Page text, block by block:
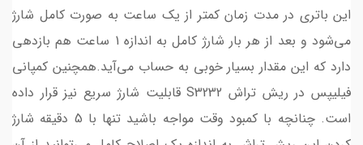
این باتری در مدت زمان کمتر از یک ساعت به صورت کامل شارژ
می‌شود و بعد از هر بار شارژ کامل به اندازه 1 ساعت هم بازدهی
دارد که این مقدار بسیار خوبی به حساب می‌آید.همچنین کمپانی
فیلیپس در ریش تراش S3232 قابلیت شارژ سریع نیز قرار داده
است. چنانچه با کمبود وقت مواجه باشید تنها با 5 دقیقه شارژ